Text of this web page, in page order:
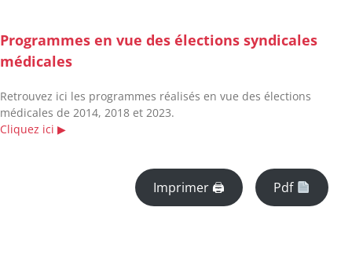
Programmes en vue des élections syndicales
médicales
Retrouvez ici les programmes réalisés en vue des élections
médicales de 2014, 2018 et 2023.
Cliquez ici ▶︎
Imprimer 🖨 Pdf